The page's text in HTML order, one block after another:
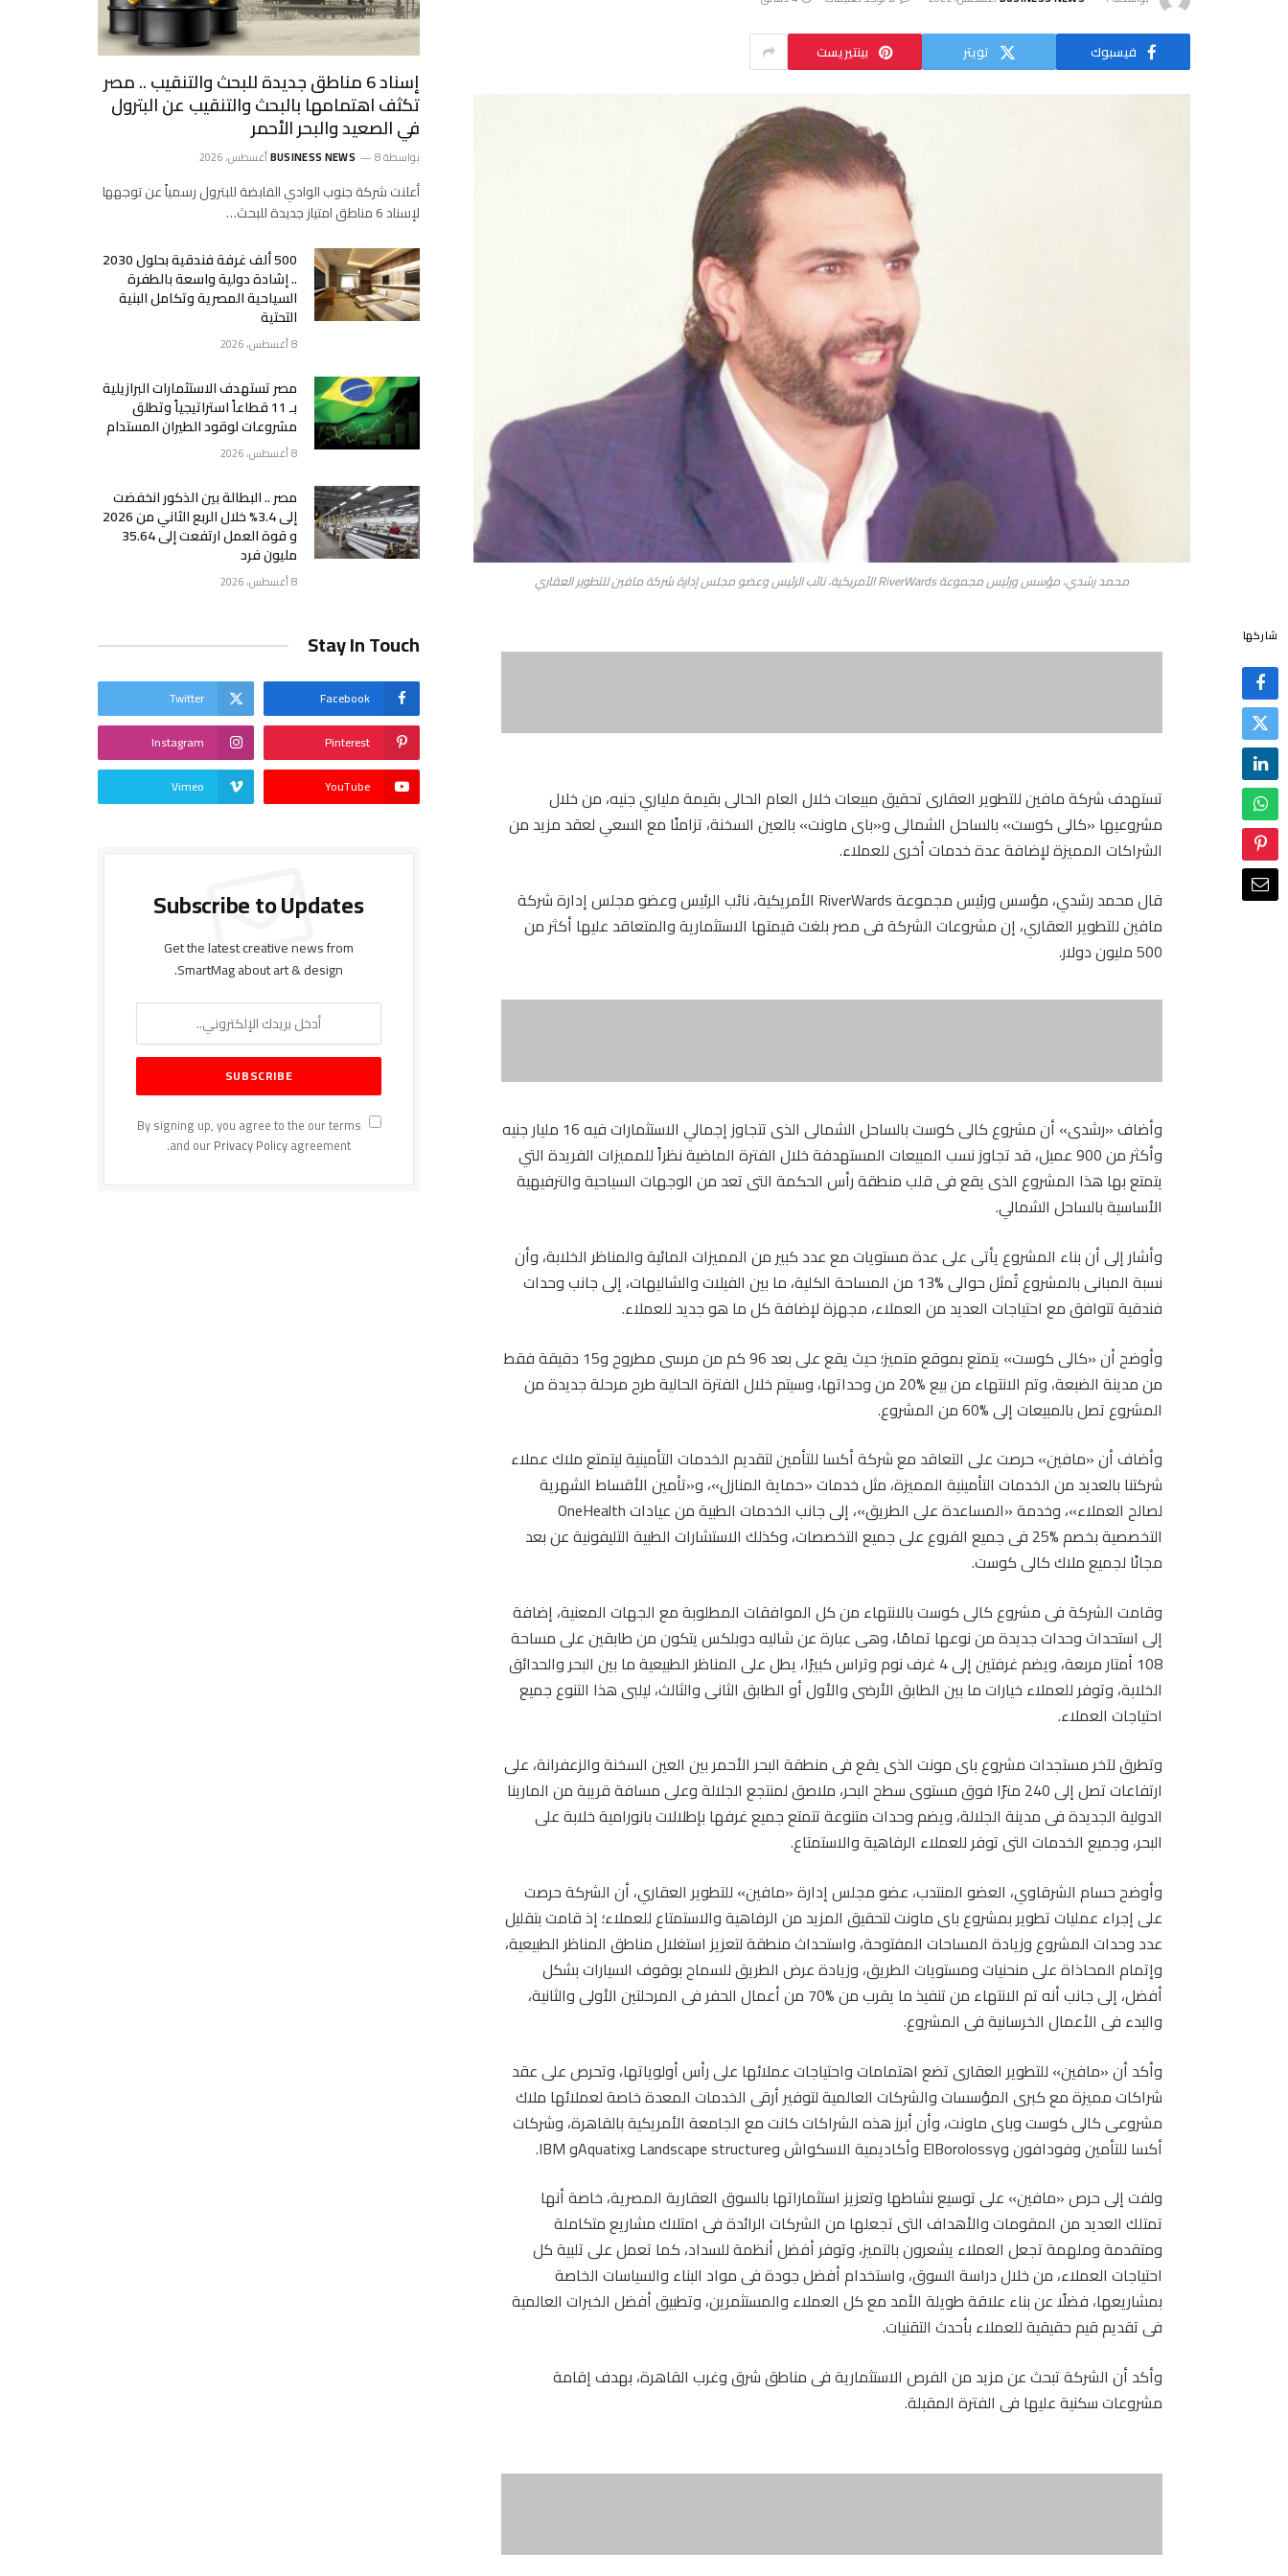
فيسبوك تويتر بينتيريست
محمد رشدي، مؤسس ورئيس مجموعة RiverWards الأمريكية، نائب الرئيس وعضو مجلس إدارة شركة مافين للتطوير العقاري
شاركها
تستهدف شركة مافين للتطوير العقارى تحقيق مبيعات خلال العام الحالى بقيمة ملياري جنيه، من خلال
مشروعيها «كالى كوست» بالساحل الشمالى و«باى ماونت» بالعين السخنة، تزامنًا مع السعي لعقد مزيد من
الشراكات المميزة لإضافة عدة خدمات أخرى للعملاء.
قال محمد رشدي، مؤسس ورئيس مجموعة RiverWards الأمريكية، نائب الرئيس وعضو مجلس إدارة شركة
مافين للتطوير العقاري، إن مشروعات الشركة فى مصر بلغت قيمتها الاستثمارية والمتعاقد عليها أكثر من
500 مليون دولار.
وأضاف «رشدى» أن مشروع كالى كوست بالساحل الشمالى الذى تتجاوز إجمالي الاستثمارات فيه 16 مليار جنيه
وأكثر من 900 عميل، قد تجاوز نسب المبيعات المستهدفة خلال الفترة الماضية نظراً للمميزات الفريدة التي
يتمتع بها هذا المشروع الذى يقع فى قلب منطقة رأس الحكمة التى تعد من الوجهات السياحية والترفيهية
الأساسية بالساحل الشمالي.
وأشار إلى أن بناء المشروع يأتى على عدة مستويات مع عدد كبير من المميزات المائية والمناظر الخلابة، وأن
نسبة المبانى بالمشروع تُمثل حوالى %13 من المساحة الكلية، ما بين الفيلات والشاليهات، إلى جانب وحدات
فندقية تتوافق مع احتياجات العديد من العملاء، مجهزة لإضافة كل ما هو جديد للعملاء.
وأوضح أن «كالى كوست» يتمتع بموقع متميز؛ حيث يقع على بعد 96 كم من مرسى مطروح و15 دقيقة فقط
من مدينة الضبعة، وتم الانتهاء من بيع %20 من وحداتها، وسيتم خلال الفترة الحالية طرح مرحلة جديدة من
المشروع تصل بالمبيعات إلى %60 من المشروع.
وأضاف أن «مافين» حرصت على التعاقد مع شركة أكسا للتأمين لتقديم الخدمات التأمينية ليتمتع ملاك عملاء
شركتنا بالعديد من الخدمات التأمينية المميزة، مثل خدمات «حماية المنازل»، و«تأمين الأقساط الشهرية
لصالح العملاء»، وخدمة «المساعدة على الطريق»، إلى جانب الخدمات الطبية من عيادات OneHealth
التخصصية بخصم %25 فى جميع الفروع على جميع التخصصات، وكذلك الاستشارات الطبية التليفونية عن بعد
مجانًا لجميع ملاك كالى كوست.
وقامت الشركة فى مشروع كالى كوست بالانتهاء من كل الموافقات المطلوبة مع الجهات المعنية، إضافة
إلى استحداث وحدات جديدة من نوعها تمامًا، وهى عبارة عن شاليه دوبلكس يتكون من طابقين على مساحة
108 أمتار مربعة، ويضم غرفتين إلى 4 غرف نوم وتراس كبيرًا، يطل على المناظر الطبيعية ما بين البحر والحدائق
الخلابة، وتوفر للعملاء خيارات ما بين الطابق الأرضى والأول أو الطابق الثانى والثالث، ليلبى هذا التنوع جميع
احتياجات العملاء.
وتطرق لآخر مستجدات مشروع باى مونت الذى يقع فى منطقة البحر الأحمر بين العين السخنة والزعفرانة، على
ارتفاعات تصل إلى 240 مترًا فوق مستوى سطح البحر، ملاصق لمنتجع الجلالة وعلى مسافة قريبة من المارينا
الدولية الجديدة فى مدينة الجلالة، ويضم وحدات متنوعة تتمتع جميع غرفها بإطلالات بانورامية خلابة على
البحر، وجميع الخدمات التى توفر للعملاء الرفاهية والاستمتاع.
وأوضح حسام الشرقاوي، العضو المنتدب، عضو مجلس إدارة «مافين» للتطوير العقاري، أن الشركة حرصت
على إجراء عمليات تطوير بمشروع باى ماونت لتحقيق المزيد من الرفاهية والاستمتاع للعملاء؛ إذ قامت بتقليل
عدد وحدات المشروع وزيادة المساحات المفتوحة، واستحداث منطقة لتعزيز استغلال مناطق المناظر الطبيعية،
وإتمام المحاذاة على منحنيات ومستويات الطريق، وزيادة عرض الطريق للسماح بوقوف السيارات بشكل
أفضل، إلى جانب أنه تم الانتهاء من تنفيذ ما يقرب من %70 من أعمال الحفر فى المرحلتين الأولى والثانية،
والبدء فى الأعمال الخرسانية فى المشروع.
وأكد أن «مافين» للتطوير العقارى تضع اهتمامات واحتياجات عملائها على رأس أولوياتها، وتحرص على عقد
شراكات مميزة مع كبرى المؤسسات والشركات العالمية لتوفير أرقى الخدمات المعدة خاصة لعملائها ملاك
مشروعى كالى كوست وباى ماونت، وأن أبرز هذه الشراكات كانت مع الجامعة الأمريكية بالقاهرة، وشركات
أكسا للتأمين وفودافون وElBorolossy وأكاديمية الاسكواش وLandscape structure وAquatixو IBM.
ولفت إلى حرص «مافين» على توسيع نشاطها وتعزيز استثماراتها بالسوق العقارية المصرية، خاصة أنها
تمتلك العديد من المقومات والأهداف التى تجعلها من الشركات الرائدة فى امتلاك مشاريع متكاملة
ومتقدمة وملهمة تجعل العملاء يشعرون بالتميز، وتوفر أفضل أنظمة للسداد، كما تعمل على تلبية كل
احتياجات العملاء، من خلال دراسة السوق، واستخدام أفضل جودة فى مواد البناء والسياسات الخاصة
بمشاريعها، فضلًا عن بناء علاقة طويلة الأمد مع كل العملاء والمستثمرين، وتطبيق أفضل الخبرات العالمية
فى تقديم قيم حقيقية للعملاء بأحدث التقنيات.
وأكد أن الشركة تبحث عن مزيد من الفرص الاستثمارية فى مناطق شرق وغرب القاهرة، بهدف إقامة
مشروعات سكنية عليها فى الفترة المقبلة.
إسناد 6 مناطق جديدة للبحث والتنقيب .. مصر
تكثف اهتمامها بالبحث والتنقيب عن البترول
في الصعيد والبحر الأحمر
بواسطة BUSINESS NEWS 8 أغسطس، 2026
أعلنت شركة جنوب الوادي القابضة للبترول رسمياً عن توجهها
لإسناد 6 مناطق امتياز جديدة للبحث…
500 ألف غرفة فندقية بحلول 2030
.. إشادة دولية واسعة بالطفرة
السياحية المصرية وتكامل البنية
التحتية
8 أغسطس، 2026
مصر تستهدف الاستثمارات البرازيلية
بـ 11 قطاعاً استراتيجياً وتطلق
مشروعات لوقود الطيران المستدام
8 أغسطس، 2026
مصر .. البطالة بين الذكور انخفضت
إلى 3.4% خلال الربع الثاني من 2026
و قوة العمل ارتفعت إلى 35.64
مليون فرد
8 أغسطس، 2026
Stay In Touch
Facebook
Twitter
Pinterest
Instagram
YouTube
Vimeo
Subscribe to Updates
Get the latest creative news from
SmartMag about art & design.
By signing up, you agree to the our terms
and ourPrivacy Policyagreement.